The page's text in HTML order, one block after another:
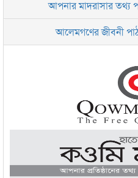
ইসলামিক রিসার্চ
জামেয়া
জামেয়া
আপনার মাদরাসার তথ্য
আলেমগণের জীবনী